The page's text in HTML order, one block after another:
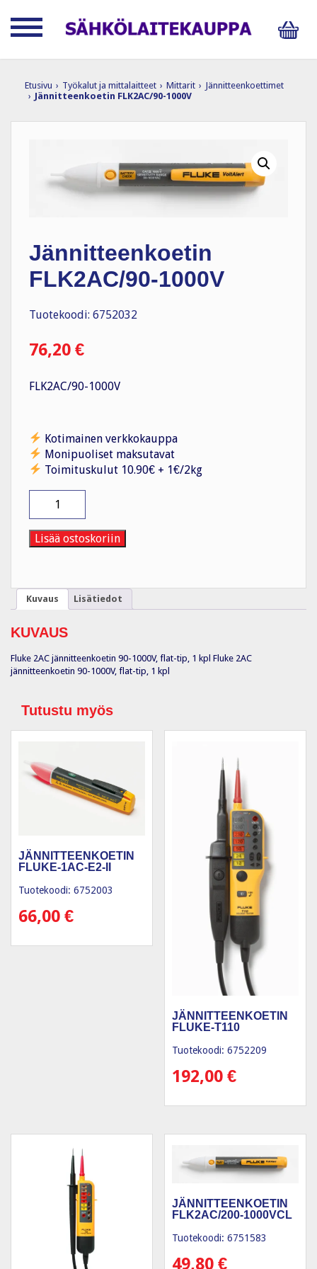
Etusivu › Työkalut ja mittalaitteet › Mittarit › Jännitteenkoettimet
› Jännitteenkoetin FLK2AC/90-1000V
Jännitteenkoetin
FLK2AC/90-1000V
Tuotekoodi: 6752032
76,20 €
FLK2AC/90-1000V
Kotimainen verkkokauppa
Monipuoliset maksutavat
Toimituskulut 10.90€ + 1€/2kg
FLK2AC/90-
1000V
määrä
Lisää ostoskoriin
Kuvaus Lisätiedot
KUVAUS
Fluke 2AC jännitteenkoetin 90-1000V, flat-tip, 1 kpl Fluke 2AC
jännitteenkoetin 90-1000V, flat-tip, 1 kpl
Tutustu myös
JÄNNITTEENKOETIN
FLUKE-1AC-E2-II
Tuotekoodi: 6752003
66,00 €
JÄNNITTEENKOETIN
FLUKE-T110
Tuotekoodi: 6752209
192,00€
JÄNNITTEENKOETIN
FLK2AC/200-1000VCL
Tuotekoodi: 6751583
49,80€